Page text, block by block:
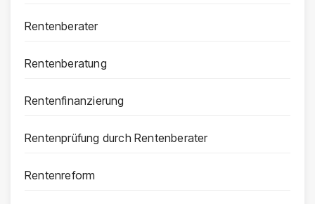
Rentenberater
Rentenberatung
Rentenfinanzierung
Rentenprüfung durch Rentenberater
Rentenreform